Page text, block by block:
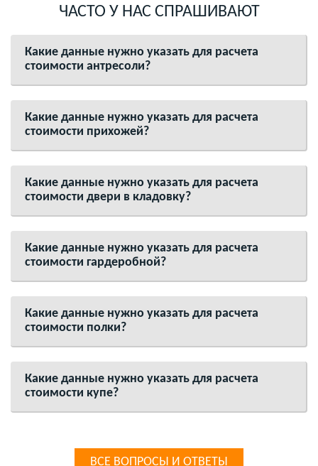
ЧАСТО У НАС СПРАШИВАЮТ
Какие данные нужно указать для расчета
стоимости антресоли?
Какие данные нужно указать для расчета
стоимости прихожей?
Какие данные нужно указать для расчета
стоимости двери в кладовку?
Какие данные нужно указать для расчета
стоимости гардеробной?
Какие данные нужно указать для расчета
стоимости полки?
Какие данные нужно указать для расчета
стоимости купе?
ВСЕ ВОПРОСЫ И ОТВЕТЫ